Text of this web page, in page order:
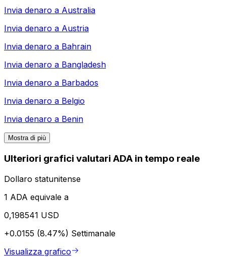
Invia denaro a Australia
Invia denaro a Austria
Invia denaro a Bahrain
Invia denaro a Bangladesh
Invia denaro a Barbados
Invia denaro a Belgio
Invia denaro a Benin
Mostra di più
Ulteriori grafici valutari ADA in tempo reale
Dollaro statunitense
1 ADA equivale a
0,198541 USD
+0.0155 (8.47%) Settimanale
Visualizza grafico